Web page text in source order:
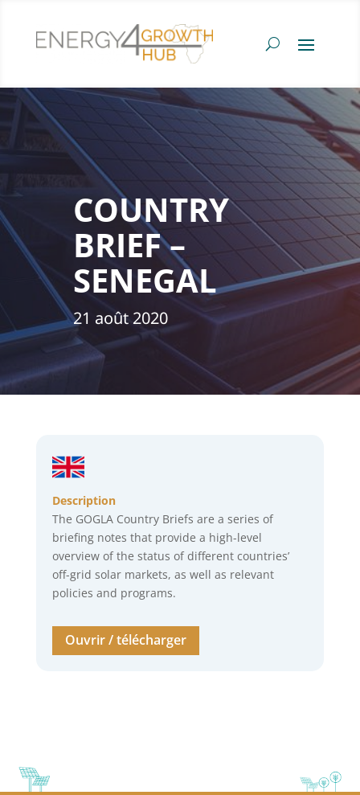
COUNTRY
BRIEF –
SENEGAL
21 août 2020
Description
The GOGLA Country Briefs are a series of
briefing notes that provide a high-level
overview of the status of different countries’
off-grid solar markets, as well as relevant
policies and programs.
Ouvrir / télécharger